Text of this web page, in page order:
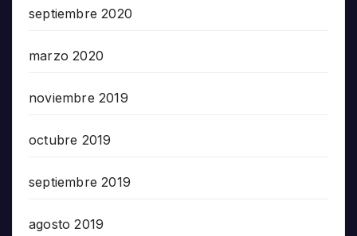
septiembre 2020
marzo 2020
noviembre 2019
octubre 2019
septiembre 2019
agosto 2019